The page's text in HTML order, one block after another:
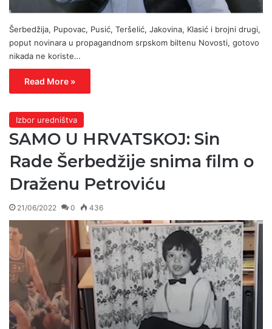
Šerbedžija, Pupovac, Pusić, Teršelić, Jakovina, Klasić i brojni drugi,
poput novinara u propagandnom srpskom biltenu Novosti, gotovo
nikada ne koriste…
Read More »
Izbor uredništva
SAMO U HRVATSKOJ: Sin
Rade Šerbedžije snima film o
Draženu Petroviću
21/06/2022 0 436